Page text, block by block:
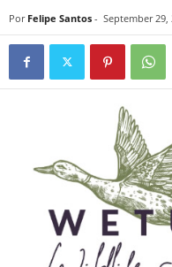
Por Felipe Santos - September 29,